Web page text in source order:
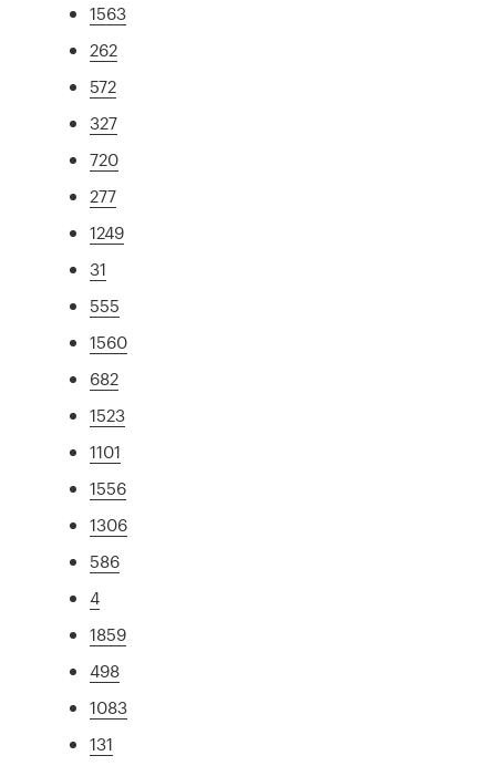
1563
262
572
327
720
277
1249
31
555
1560
682
1523
1101
1556
1306
586
4
1859
498
1083
131